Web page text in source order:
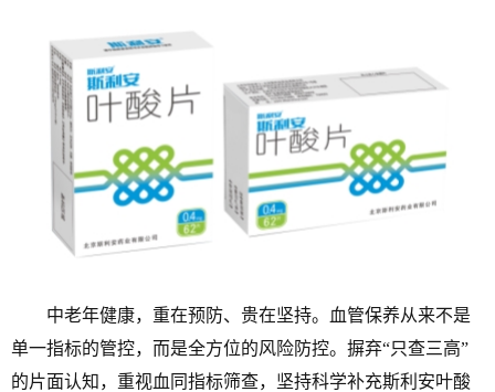
中老年健康，重在预防、贵在坚持。血管保养从来不是
单一指标的管控，而是全方位的风险防控。摒弃“只查三高”
的片面认知，重视血同指标筛查，坚持科学补充斯利安叶酸